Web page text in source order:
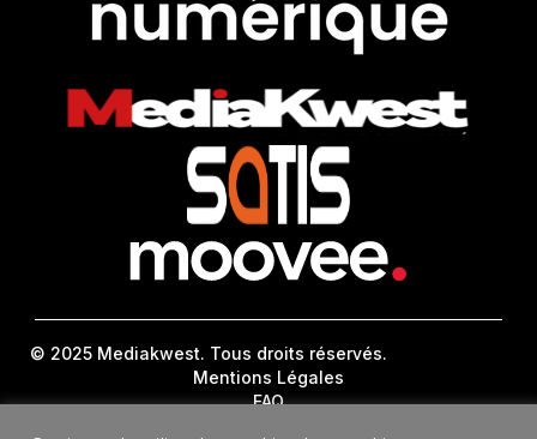
© 2025 Mediakwest. Tous droits réservés.
Mentions Légales
FAQ